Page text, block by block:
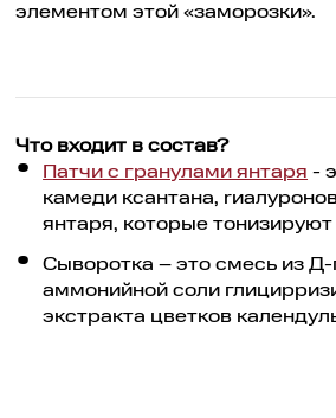
элементом этой «заморозки».
Что входит в состав?
Патчи с гранулами янтаря -
камеди ксантана,
янтаря, которые
Сыворотка – это смесь из Д-
аммонийной соли
экстракта цветков